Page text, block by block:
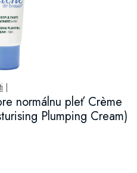
normálnu pleť Crème
Plumping Cream)